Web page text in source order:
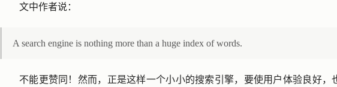
文中作者说：
A search engine is nothing more than a huge index of words.
不能更赞同！然而，正是这样一个小小的搜索引擎，要使用户体验良好，